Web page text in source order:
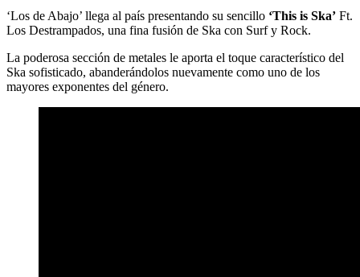
‘Los de Abajo’ llega al país presentando su sencillo ‘This is Ska’ Ft.
Los Destrampados, una fina fusión de Ska con Surf y Rock.
La poderosa sección de metales le aporta el toque característico del
Ska sofisticado, abanderándolos nuevamente como uno de los
mayores exponentes del género.